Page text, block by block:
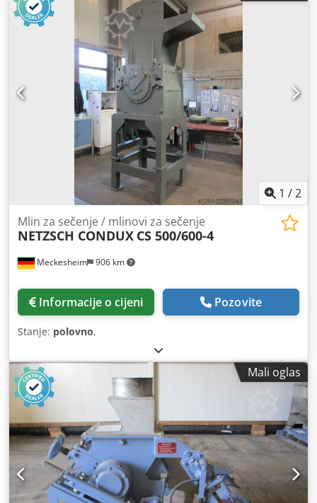
1 /2
Meckesheim 906 km
Mlin za sečenje / mlinovi za sečenje
NETZSCH CONDUX CS 500/600-4
Informacije o cijeni Pozovite
Stanje: polovno,
Mali oglas